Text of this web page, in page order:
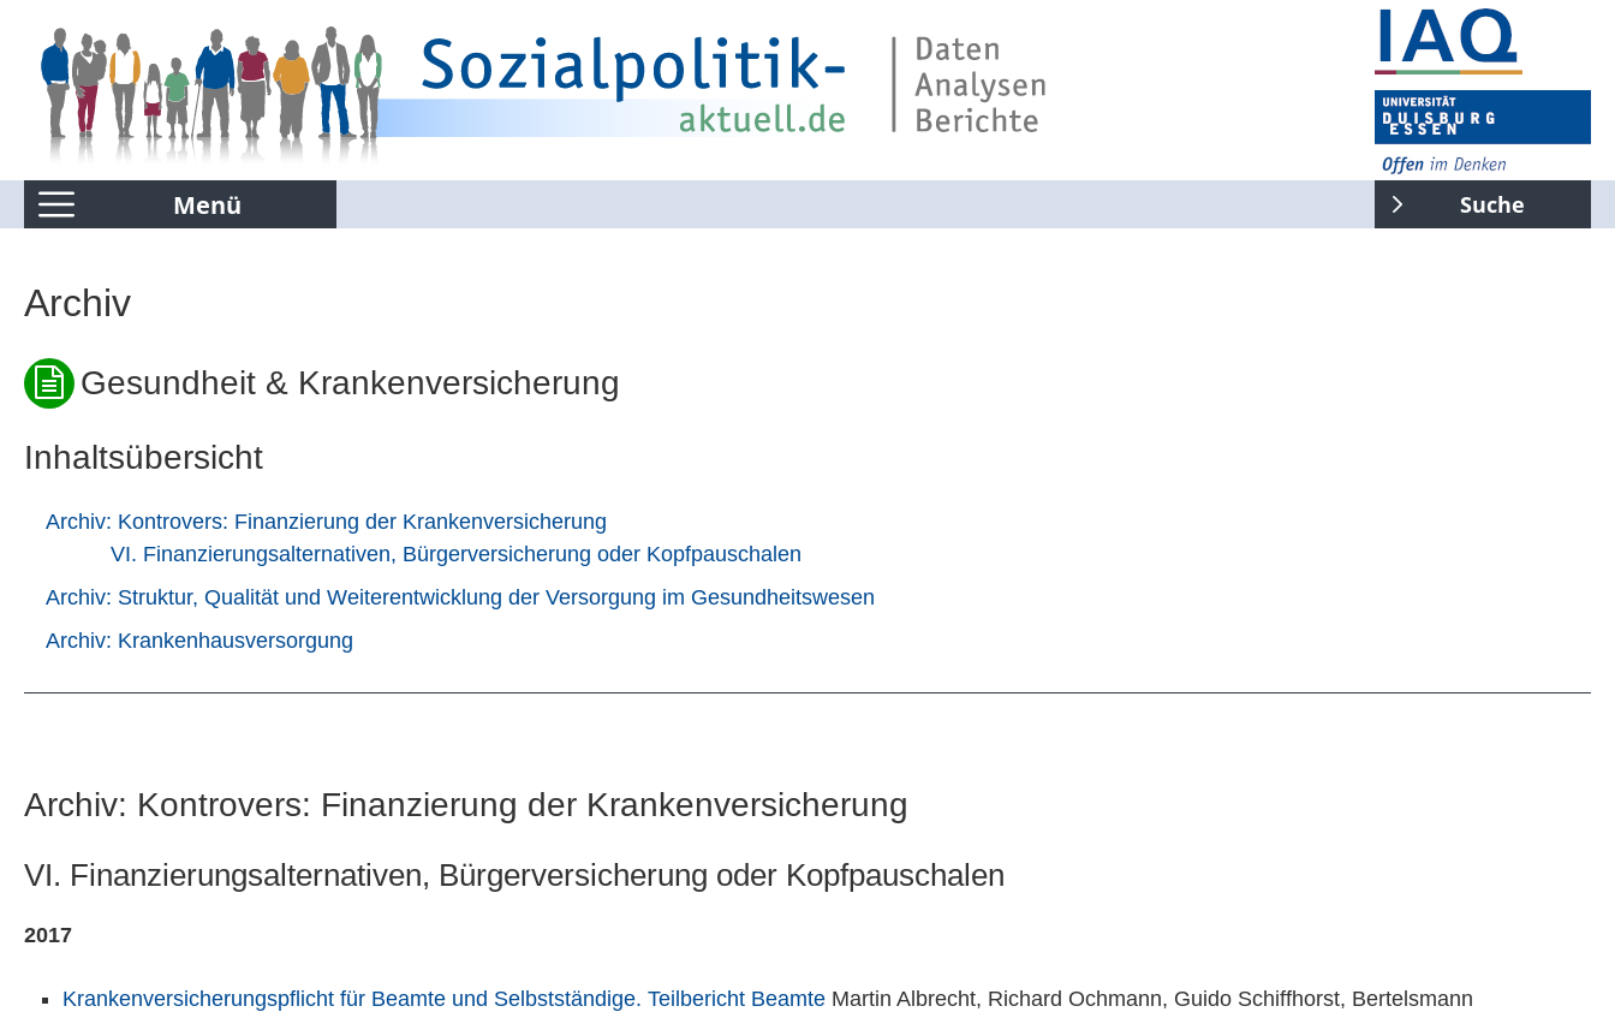
Menü Suche
Kommentierte Infografiken
Suchen nur in Kommentierte Infografiken
Archiv
Gesundheit & Krankenversicherung
Inhaltsübersicht
Archiv: Kontrovers: Finanzierung der Krankenversicherung
VI. Finanzierungsalternativen, Bürgerversicherung oder Kopfpauschalen
Archiv: Struktur, Qualität und Weiterentwicklung der Versorgung im Gesundheitswesen
Archiv: Krankenhausversorgung
Archiv: Kontrovers: Finanzierung der Krankenversicherung
VI. Finanzierungsalternativen, Bürgerversicherung oder Kopfpauschalen
2017
Krankenversicherungspflicht für Beamte und Selbstständige. Teilbericht Beamte Martin Albrecht, Richard Ochmann, Guido Schiffhorst, Bertelsmann